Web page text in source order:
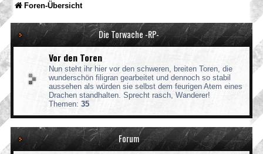
Foren-Übersicht
Die Torwache -RP-
Vor den Toren
Nun steht ihr hier vor den schweren, breiten Toren, die
wunderschön filigran gearbeitet und dennoch so stabil
aussehen als würden sie selbst dem feurigen Atem eines
Drachen standhalten. Sprecht rasch, Wanderer!
Themen: 35
Forum